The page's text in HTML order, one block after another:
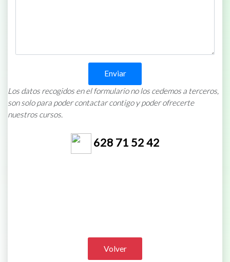
Enviar
Los datos recogidos en el formulario no los cedemos a terceros,
son solo para poder contactar contigo y poder ofrecerte
nuestros cursos.
628 71 52 42
Volver